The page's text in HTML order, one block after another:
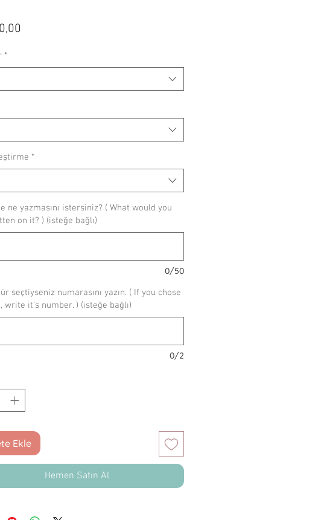
*
*
ne yazmasını istersiniz? ( What would you
on it? ) (isteğe bağlı)
0/50
seçtiyseniz numarasını yazın. ( If you chose
write it's number. ) (isteğe bağlı)
0/2
Ekle
Hemen Satın Al